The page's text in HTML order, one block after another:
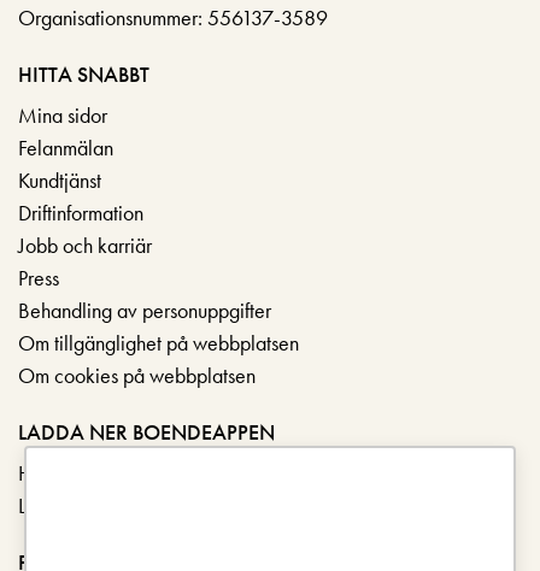
Organisationsnummer: 556137-3589
HITTA SNABBT
Mina sidor
Felanmälan
Kundtjänst
Driftinformation
Jobb och karriär
Press
Behandling av personuppgifter
Om tillgänglighet på webbplatsen
Om cookies på webbplatsen
LADDA NER BOENDEAPPEN
Hämta i App Store
Ladda ner på Google Play
FÖLJ OSS